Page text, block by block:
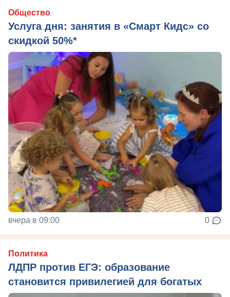
Общество
Услуга дня: занятия в «Смарт Кидс» со
скидкой 50%*
вчера в 09:00 0
Политика
ЛДПР против ЕГЭ: образование
становится привилегией для богатых